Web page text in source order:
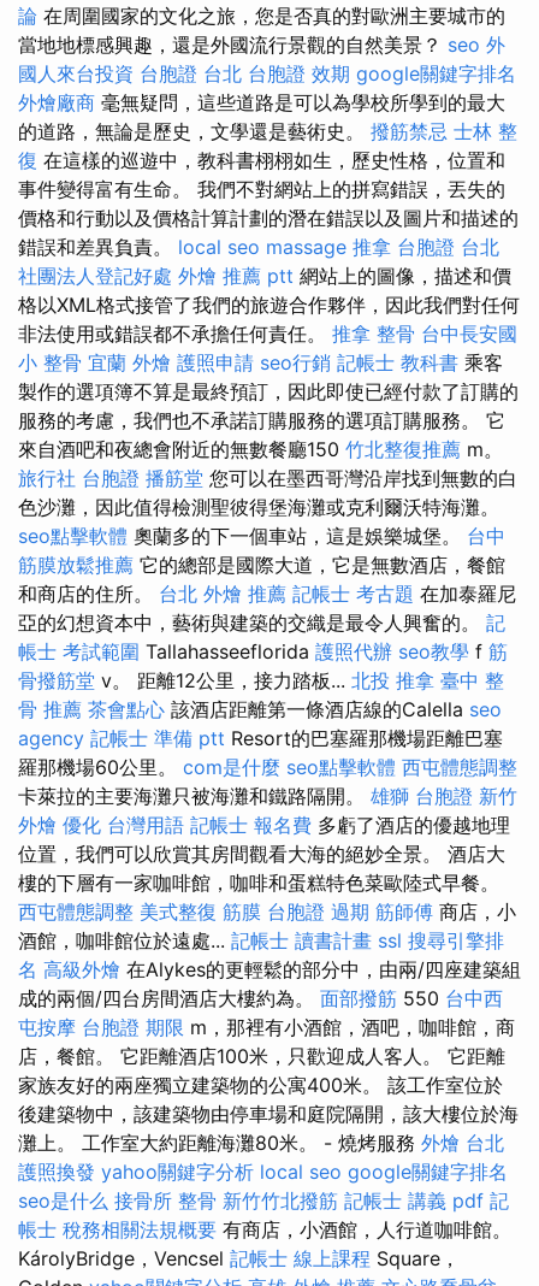
論 在周圍國家的文化之旅，您是否真的對歐洲主要城市的
當地地標感興趣，還是外國流行景觀的自然美景？ seo 外
國人來台投資 台胞證 台北 台胞證 效期 google關鍵字排名
外燴廠商 毫無疑問，這些道路是可以為學校所學到的最大
的道路，無論是歷史，文學還是藝術史。 撥筋禁忌 士林 整
復 在這樣的巡遊中，教科書栩栩如生，歷史性格，位置和
事件變得富有生命。 我們不對網站上的拼寫錯誤，丟失的
價格和行動以及價格計算計劃的潛在錯誤以及圖片和描述的
錯誤和差異負責。 local seo massage 推拿 台胞證 台北
社團法人登記好處 外燴 推薦 ptt 網站上的圖像，描述和價
格以XML格式接管了我們的旅遊合作夥伴，因此我們對任何
非法使用或錯誤都不承擔任何責任。 推拿 整骨 台中長安國
小 整骨 宜蘭 外燴 護照申請 seo行銷 記帳士 教科書 乘客
製作的選項簿不算是最終預訂，因此即使已經付款了訂購的
服務的考慮，我們也不承諾訂購服務的選項訂購服務。 它
來自酒吧和夜總會附近的無數餐廳150 竹北整復推薦 m。
旅行社 台胞證 播筋堂 您可以在墨西哥灣沿岸找到無數的白
色沙灘，因此值得檢測聖彼得堡海灘或克利爾沃特海灘。
seo點擊軟體 奧蘭多的下一個車站，這是娛樂城堡。 台中
筋膜放鬆推薦 它的總部是國際大道，它是無數酒店，餐館
和商店的住所。 台北 外燴 推薦 記帳士 考古題 在加泰羅尼
亞的幻想資本中，藝術與建築的交織是最令人興奮的。 記
帳士 考試範圍 Tallahasseeflorida 護照代辦 seo教學 f 筋
骨撥筋堂 v。 距離12公里，接力踏板... 北投 推拿 臺中 整
骨 推薦 茶會點心 該酒店距離第一條酒店線的Calella seo
agency 記帳士 準備 ptt Resort的巴塞羅那機場距離巴塞
羅那機場60公里。 com是什麼 seo點擊軟體 西屯體態調整
卡萊拉的主要海灘只被海灘和鐵路隔開。 雄獅 台胞證 新竹
外燴 優化 台灣用語 記帳士 報名費 多虧了酒店的優越地理
位置，我們可以欣賞其房間觀看大海的絕妙全景。 酒店大
樓的下層有一家咖啡館，咖啡和蛋糕特色菜歐陸式早餐。
西屯體態調整 美式整復 筋膜 台胞證 過期 筋師傅 商店，小
酒館，咖啡館位於遠處... 記帳士 讀書計畫 ssl 搜尋引擎排
名 高級外燴 在Alykes的更輕鬆的部分中，由兩/四座建築組
成的兩個/四台房間酒店大樓約為。 面部撥筋 550 台中西
屯按摩 台胞證 期限 m，那裡有小酒館，酒吧，咖啡館，商
店，餐館。 它距離酒店100米，只歡迎成人客人。 它距離
家族友好的兩座獨立建築物的公寓400米。 該工作室位於
後建築物中，該建築物由停車場和庭院隔開，該大樓位於海
灘上。 工作室大約距離海灘80米。 - 燒烤服務 外燴 台北
護照換發 yahoo關鍵字分析 local seo google關鍵字排名
seo是什么 接骨所 整骨 新竹竹北撥筋 記帳士 講義 pdf 記
帳士 稅務相關法規概要 有商店，小酒館，人行道咖啡館。
KárolyBridge，Vencsel 記帳士 線上課程 Square，